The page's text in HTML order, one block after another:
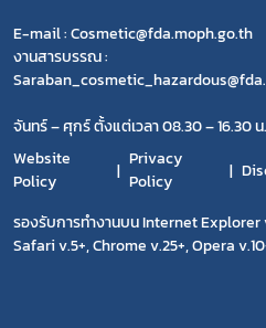
E-mail : Cosmetic@fda.moph.go.th
งานสารบรรณ :
จันทร์ – ศุกร์ ตั้งแต่เวลา 08.30 – 16.30 น.
Website
Policy
Privacy
Policy
รองรับการทำงานบน Internet Explorer
Safari v.5+, Chrome v.25+, Opera